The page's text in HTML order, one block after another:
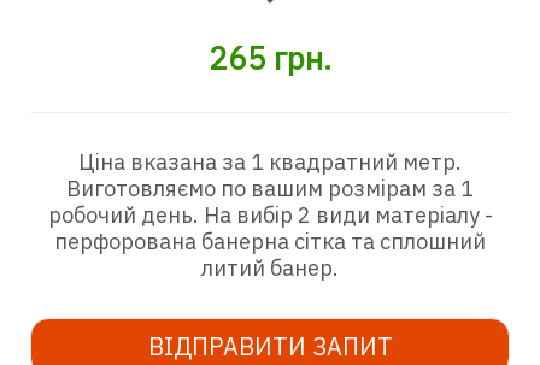
265 грн.
Ціна вказана за 1 квадратний метр.
Виготовляємо по вашим розмірам за 1
робочий день. На вибір 2 види матеріалу -
перфорована банерна сітка та сплошний
литий банер.
ВІДПРАВИТИ ЗАПИТ